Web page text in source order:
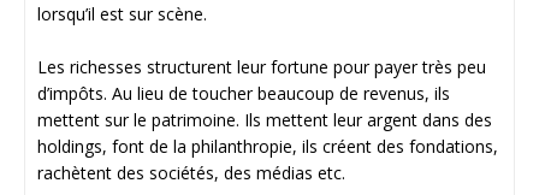
lorsqu’il est sur scène.
Les richesses structurent leur fortune pour payer très peu
d’impôts. Au lieu de toucher beaucoup de revenus, ils
mettent sur le patrimoine. Ils mettent leur argent dans des
holdings, font de la philanthropie, ils créent des fondations,
rachètent des sociétés, des médias etc.